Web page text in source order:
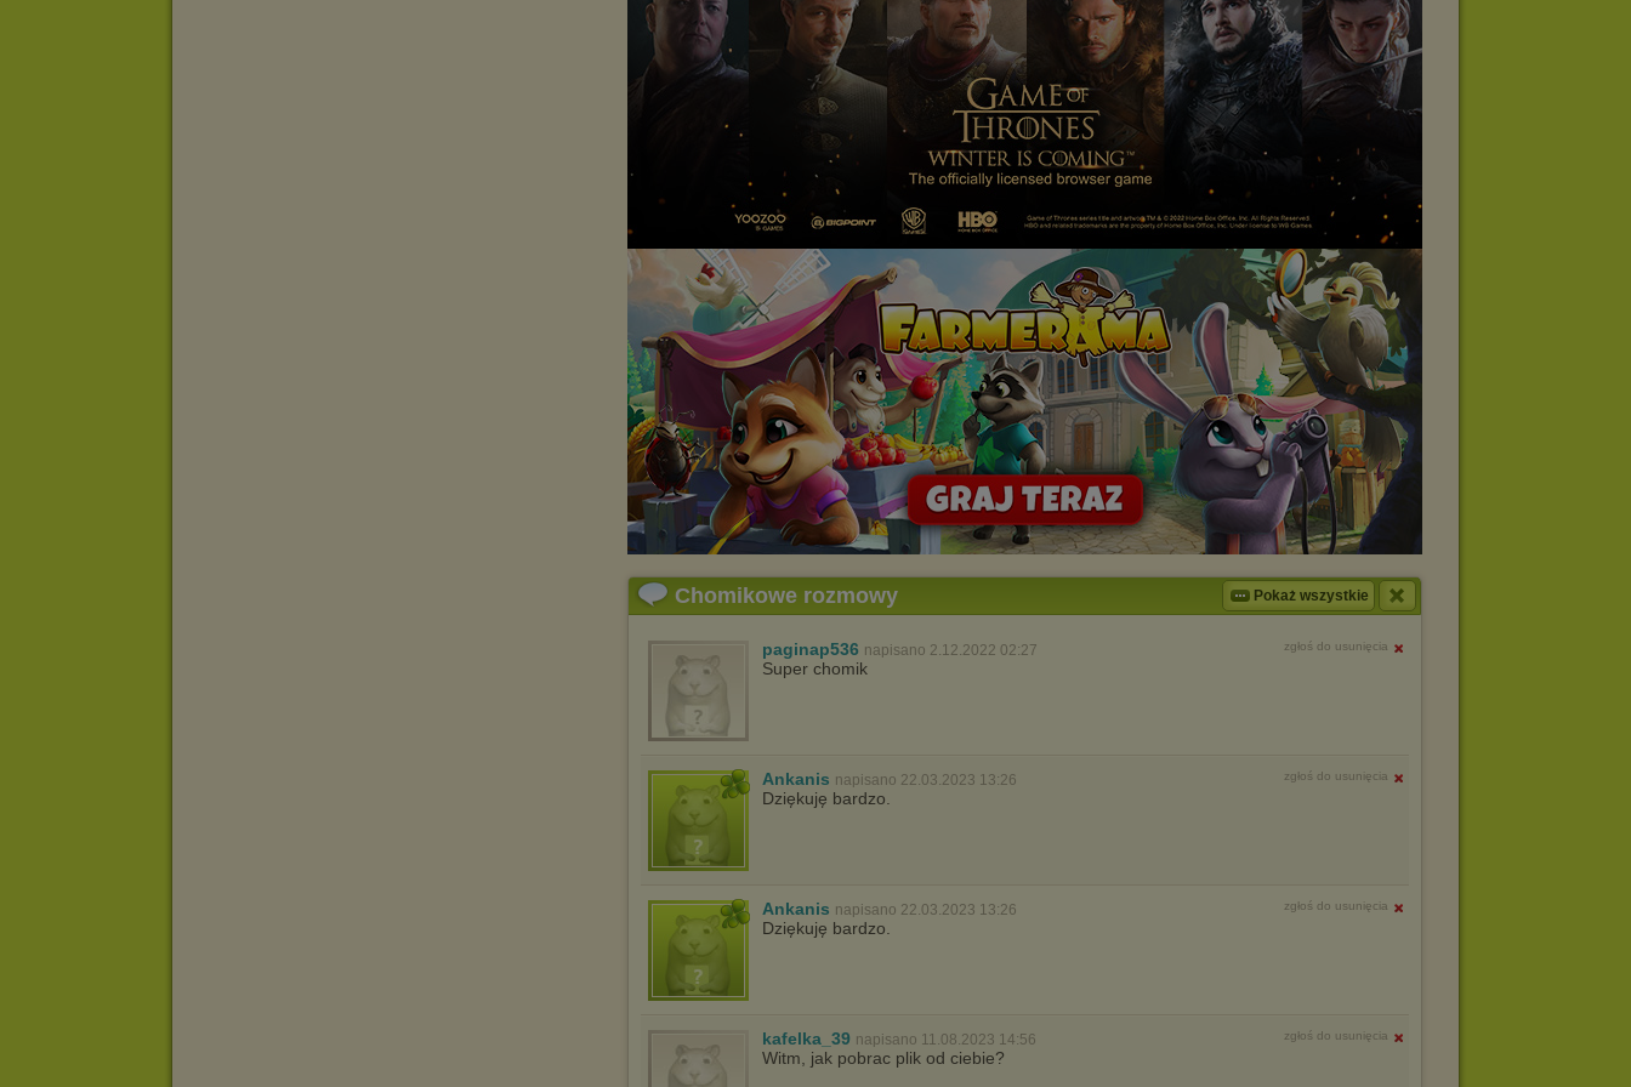
Chomikowe rozmowy Pokaż wszystkie
paginap536 napisano 2.12.2022 02:27 zgłoś do usunięcia
Super chomik
Ankanis napisano 22.03.2023 13:26 zgłoś do usunięcia
Dziękuję bardzo.
Ankanis napisano 22.03.2023 13:26 zgłoś do usunięcia
Dziękuję bardzo.
kafelka_39 napisano 11.08.2023 14:56 zgłoś do usunięcia
Witm, jak pobrac plik od ciebie?